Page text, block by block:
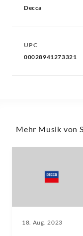
Decca
UPC
00028941273321
Mehr Musik von
18. Aug. 2023